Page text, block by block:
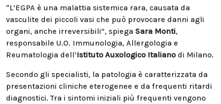
“L’EGPA è una malattia sistemica rara, causata da
vasculite dei piccoli vasi che può provocare danni agli
organi, anche irreversibili”, spiega Sara Monti,
responsabile U.O. Immunologia, Allergologia e
Reumatologia dell’Istituto Auxologico Italianodi Milano.
Secondo gli specialisti, la patologia è caratterizzata da
presentazioni cliniche eterogenee e da frequenti ritardi
diagnostici. Tra i sintomi iniziali più frequenti vengono